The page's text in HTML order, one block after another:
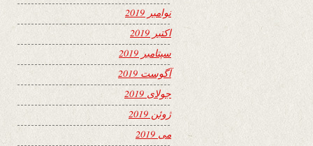
نوامبر 2019
اکتبر 2019
سپتامبر 2019
آگوست 2019
جولای 2019
ژوئن 2019
می 2019